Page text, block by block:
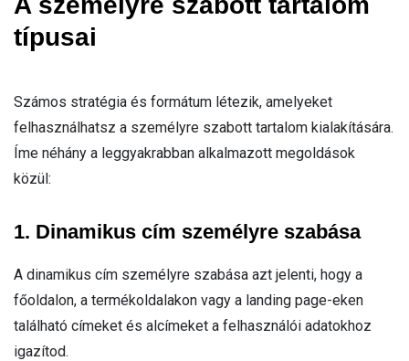
típusai
Számos stratégia és formátum létezik, amelyeket
felhasználhatsz a személyre szabott tartalom kialakítására.
Íme néhány a leggyakrabban alkalmazott megoldások
közül:
1. Dinamikus cím személyre szabása
A dinamikus cím személyre szabása azt jelenti, hogy a
főoldalon, a termékoldalakon vagy a landing page-eken
található címeket és alcímeket a felhasználói adatokhoz
igazítod.